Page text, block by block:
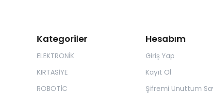
Kategoriler
ELEKTRONİK
KIRTASİYE
ROBOTİC
Hesabım
Giriş Yap
Kayıt Ol
Şifremi Unuttum